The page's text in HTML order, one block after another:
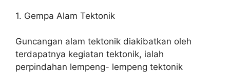
1. Gempa Alam Tektonik
Guncangan alam tektonik diakibatkan oleh
terdapatnya kegiatan tektonik, ialah
perpindahan lempeng- lempeng tektonik